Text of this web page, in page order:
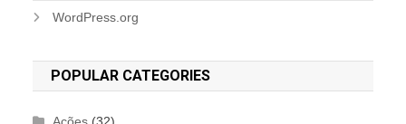
WordPress.org
POPULAR CATEGORIES
Ações (32)